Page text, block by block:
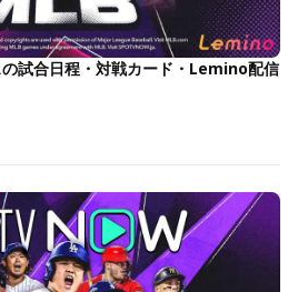
の試合日程・対戦カード・Lemino配信